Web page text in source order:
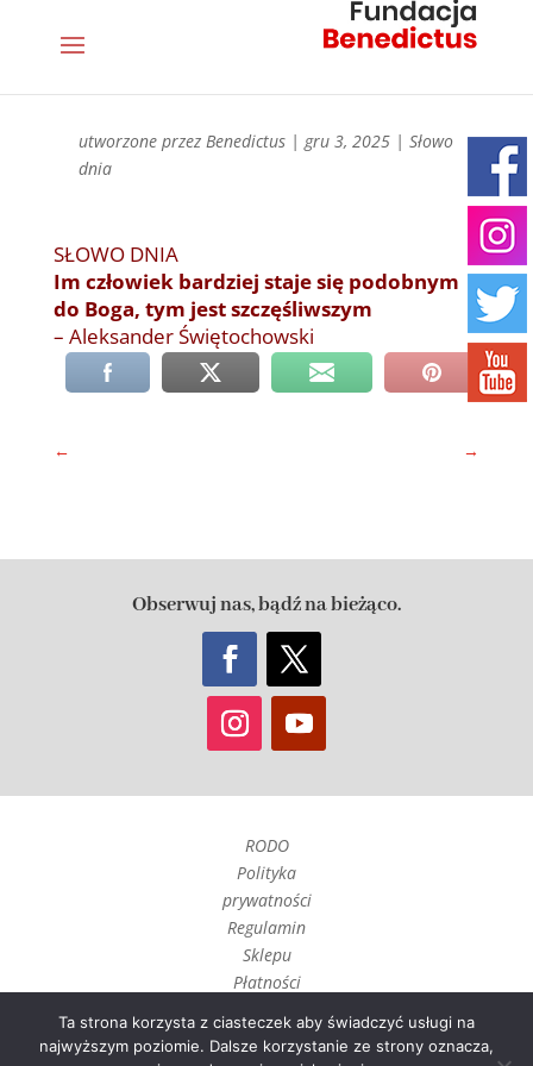
utworzone przez Benedictus| gru 3, 2025| Słowo
dnia
SŁOWO DNIA
Im człowiek bardziej staje się podobnym
do Boga, tym jest szczęśliwszym
– Aleksander Świętochowski
← →
Obserwuj nas, bądź na bieżąco.
RODO
Polityka
prywatności
Regulamin
Sklepu
Płatności
i wysyłka
Ta strona korzysta z ciasteczek aby świadczyć usługi na
najwyższym poziomie. Dalsze korzystanie ze strony oznacza,